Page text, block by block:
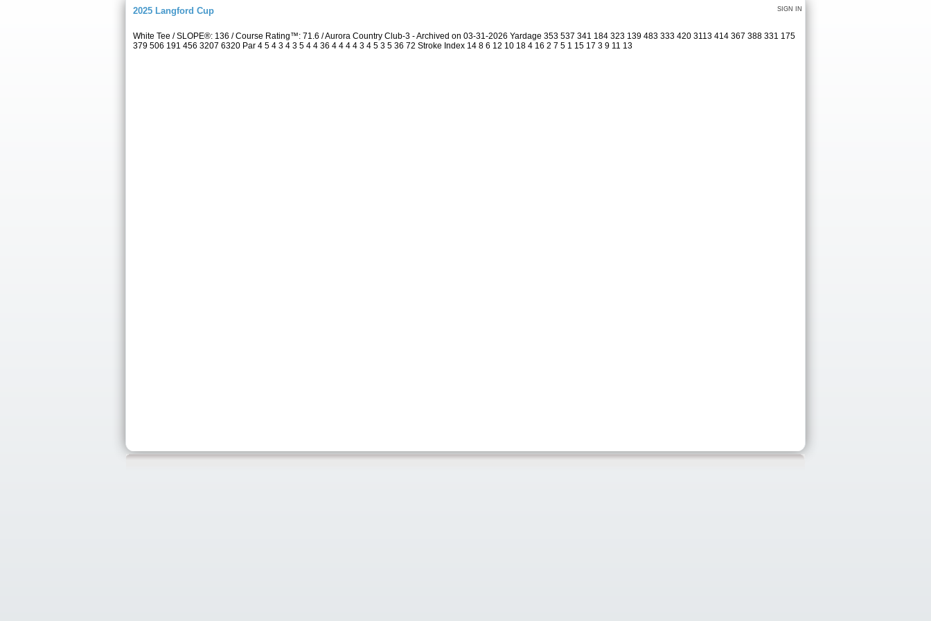
SIGN IN
2025 Langford Cup
White Tee / SLOPE®: 136 / Course Rating™: 71.6 / Aurora Country Club-3 - Archived on 03-31-2026 Yardage 353 537 341 184 323 139 483 333 420 3113 414 367 388 331 175
379 506 191 456 3207 6320 Par 4 5 4 3 4 3 5 4 4 36 4 4 4 4 3 4 5 3 5 36 72 Stroke Index 14 8 6 12 10 18 4 16 2 7 5 1 15 17 3 9 11 13